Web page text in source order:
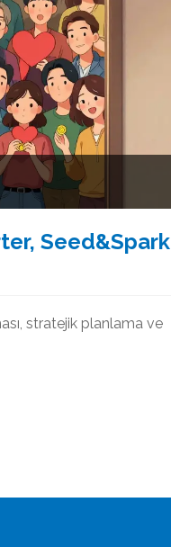
Seed&Spark
stratejik planlama ve